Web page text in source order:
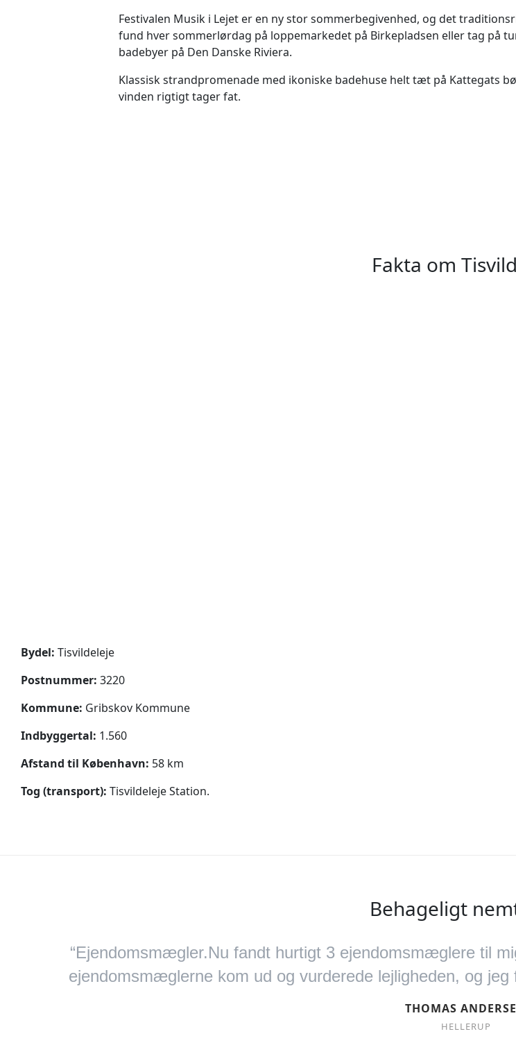
Festivalen Musik i Lejet er en ny stor sommerbegivenhed, og det
fund hver sommerlørdag på loppemarkedet på Birkepladsen eller tag på
badebyer på Den Danske Riviera.
Klassisk strandpromenade med ikoniske badehuse helt tæt på Kattegats
vinden rigtigt tager fat.
Fakta om
Bydel: Tisvildeleje
Postnummer: 3220
Kommune: Gribskov Kommune
Indbyggertal: 1.560
Afstand til København: 58 km
Tog (transport): Tisvildeleje Station.
Behageligt
“Ejendomsmægler.Nu fandt hurtigt 3 ejendomsmæglere til
ejendomsmæglerne kom ud og vurderede lejligheden, og
THOMAS
HELLERUP